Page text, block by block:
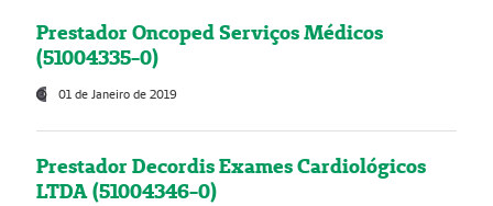
Prestador Oncoped Serviços Médicos
(51004335-0)
01 de Janeiro de 2019
Prestador Decordis Exames Cardiológicos
LTDA (51004346-0)